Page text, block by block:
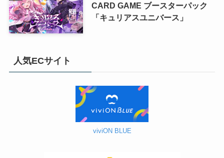
CARD GAME ブースターパック
「キュリアスユニバース」
人気ECサイト
viviON BLUE